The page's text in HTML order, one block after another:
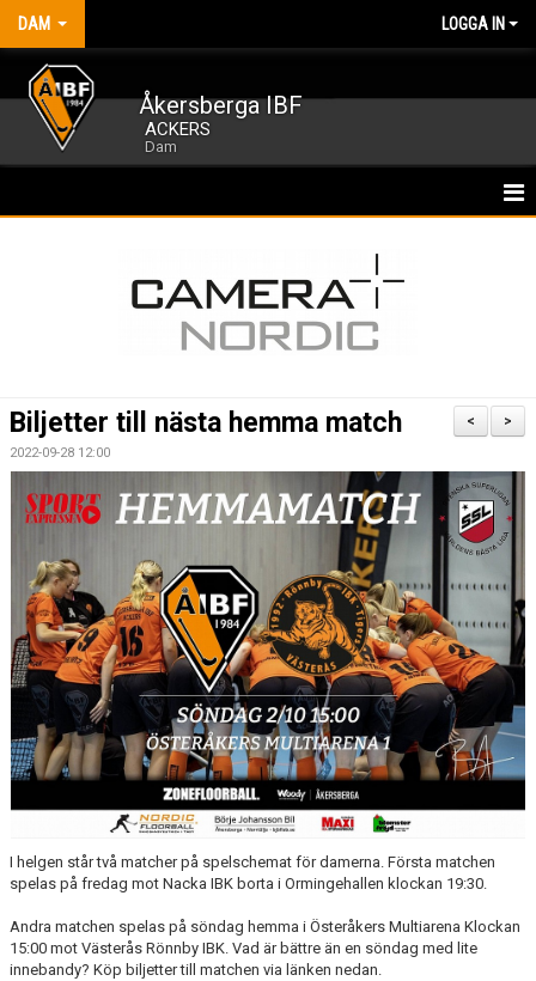
DAM LOGGA IN
Åkersberga IBF
ACKERS
Dam
TRUPPEN
BILDGALLERI
KONTAKT
>
<
Biljetter till nästa hemma match
2022-09-28 12:00
I helgen står två matcher på spelschemat för damerna. Första matchen
spelas på fredag mot Nacka IBK borta i Ormingehallen klockan 19:30.
Andra matchen spelas på söndag hemma i Österåkers Multiarena Klockan
15:00 mot Västerås Rönnby IBK. Vad är bättre än en söndag med lite
innebandy? Köp biljetter till matchen via länken nedan.